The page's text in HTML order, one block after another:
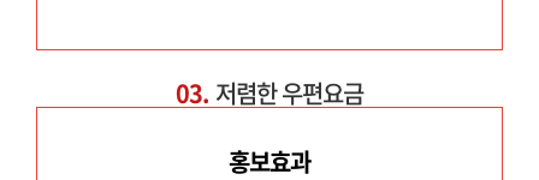
03. 저렴한 우편요금
홍보효과